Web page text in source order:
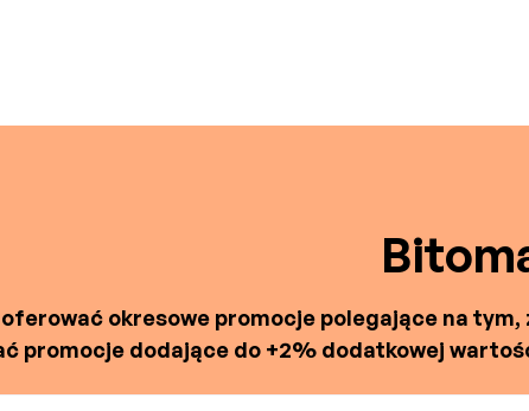
okresowe promocje polegające na
promocje dodające do +2% dodatkowej